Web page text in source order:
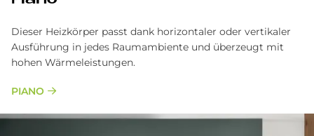
Dieser Heizkörper pas­st dank horizon­taler oder ver­tika­ler
Aus­führung in jedes Raum­ambiente und über­zeugt mit
hohen Wärmeleistungen.
PIANO